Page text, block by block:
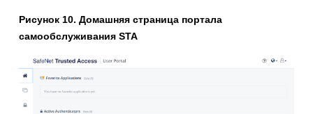
Рисунок 10. Домашняя страница портала
самообслуживания STA